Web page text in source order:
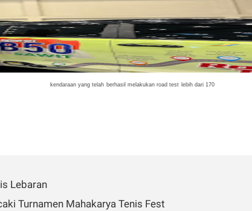
kendaraan yang telah berhasil melakukan road test lebih dari
Lebaran
Turnamen Mahakarya Tenis Fest